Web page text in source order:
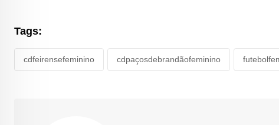
Tags:
cdfeirensefeminino cdpaçosdebrandãofeminino